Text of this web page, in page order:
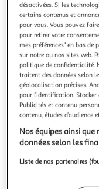
DOUCEUR
Nappe imprimée
Informations Techniques : Dimensions : L. 240
Matière : Polyester
déco Forme
En savoir +
Vous voulez
désactivées. Si les
certains contenus et
pour vous. Vous pouvez
pour retirer votre
mes préférences" en bas de
sur notre ou nos sites web.
politique de confidentialité.
traitent des données selon
géolocalisation précises.
pour l’identification.
Publicités et contenu
contenu, études d’audience
Nos équipes ainsi
données selon les
Liste de nos partenaires